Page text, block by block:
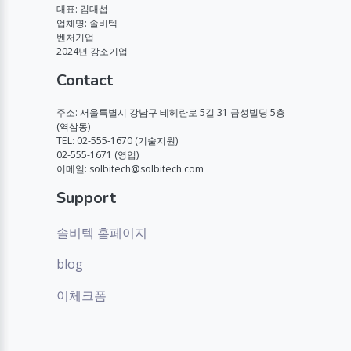
대표: 김대섭
업체명: 솔비텍
벤처기업
2024년 강소기업
Contact
주소: 서울특별시 강남구 테헤란로 5길 31 금성빌딩 5층
(역삼동)
TEL: 02-555-1670 (기술지원)
02-555-1671 (영업)
이메일: solbitech@solbitech.com
Support
솔비텍 홈페이지
blog
이체크폼